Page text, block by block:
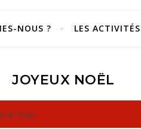
NOUS ? LES ACTIVITÉS
JOYEUX NOËL